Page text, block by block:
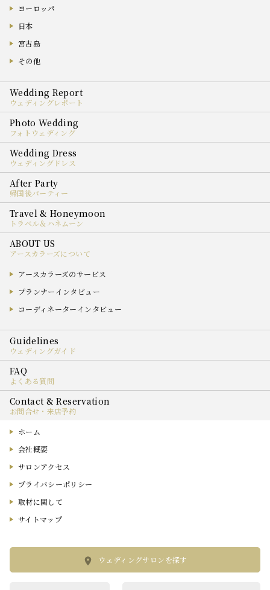
ヨーロッパ
日本
宮古島
その他
ウェディングレポート
フォトウェディング
ウェディングドレス
帰国後パーティー
トラベル＆ハネムーン
アースカラーズについて
アースカラーズのサービス
プランナーインタビュー
コーディネーターインタビュー
ウェディングガイド
よくある質問
お問合せ・来店予約
ホーム
会社概要
サロンアクセス
プライバシーポリシー
取材に関して
サイトマップ
ウェディングサロンを探す